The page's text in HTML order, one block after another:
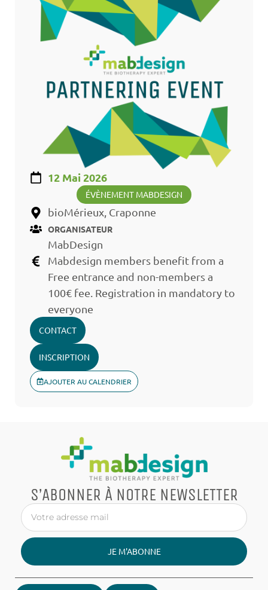
12 Mai 2026
ÉVÈNEMENT MABDESIGN
bioMérieux, Craponne
ORGANISATEUR
MabDesign
Mabdesign members benefit from a
Free entrance and non-members a
100€ fee. Registration in mandatory to
everyone
CONTACT
INSCRIPTION
AJOUTER AU CALENDRIER
S’ABONNER À NOTRE NEWSLETTER
JE M'ABONNE